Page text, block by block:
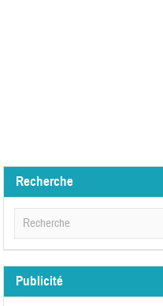
Recherche
Publicité